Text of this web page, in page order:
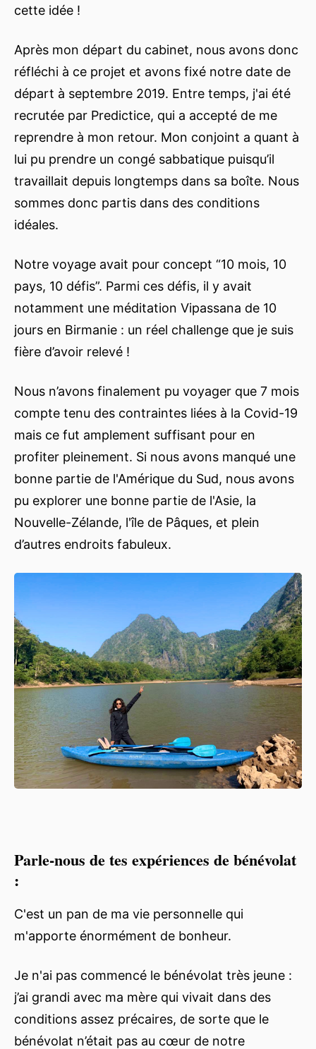
cette idée !
Après mon départ du cabinet, nous avons donc
réfléchi à ce projet et avons fixé notre date de
départ à septembre 2019. Entre temps, j'ai été
recrutée par Predictice, qui a accepté de me
reprendre à mon retour. Mon conjoint a quant à
lui pu prendre un congé sabbatique puisqu’il
travaillait depuis longtemps dans sa boîte. Nous
sommes donc partis dans des conditions
idéales.
Notre voyage avait pour concept “10 mois, 10
pays, 10 défis”. Parmi ces défis, il y avait
notamment une méditation Vipassana de 10
jours en Birmanie : un réel challenge que je suis
fière d’avoir relevé !
Nous n’avons finalement pu voyager que 7 mois
compte tenu des contraintes liées à la Covid-19
mais ce fut amplement suffisant pour en
profiter pleinement. Si nous avons manqué une
bonne partie de l'Amérique du Sud, nous avons
pu explorer une bonne partie de l'Asie, la
Nouvelle-Zélande, l'île de Pâques, et plein
d’autres endroits fabuleux.
Parle-nous de tes expériences de bénévolat
:
C'est un pan de ma vie personnelle qui
m'apporte énormément de bonheur.
Je n'ai pas commencé le bénévolat très jeune :
j’ai grandi avec ma mère qui vivait dans des
conditions assez précaires, de sorte que le
bénévolat n’était pas au cœur de notre